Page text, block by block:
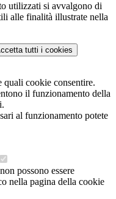
utilizzati si avvalgono di
alle finalità illustrate nella
tutti i cookies
quali cookie consentire.
il funzionamento della
al funzionamento potete
possono essere
nella pagina della cookie